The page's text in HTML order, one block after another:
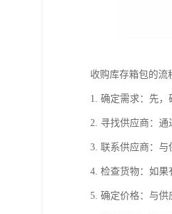
收购库存箱包的流
1. 确定需求：先，
2. 寻找供应商：通
3. 联系供应商：与
4. 检查货物：如果
5. 确定价格：与供